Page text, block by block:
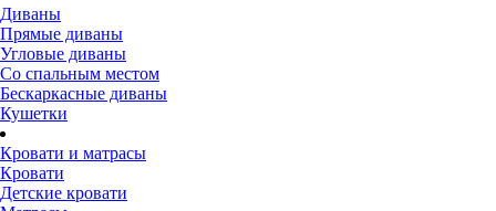
Диваны
Прямые диваны
Угловые диваны
Со спальным местом
Бескаркасные диваны
Кушетки
Кровати и матрасы
Кровати
Детские кровати